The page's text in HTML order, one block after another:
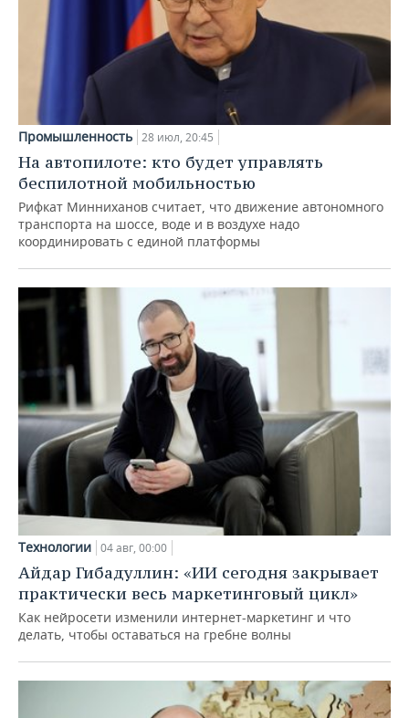
Промышленность 28 июл, 20:45
На автопилоте: кто будет управлять
беспилотной мобильностью
Рифкат Минниханов считает, что движение автономного
транспорта на шоссе, воде и в воздухе надо
координировать с единой платформы
Технологии 04 авг, 00:00
Айдар Гибадуллин: «ИИ сегодня закрывает
практически весь маркетинговый цикл»
Как нейросети изменили интернет-маркетинг и что
делать, чтобы оставаться на гребне волны